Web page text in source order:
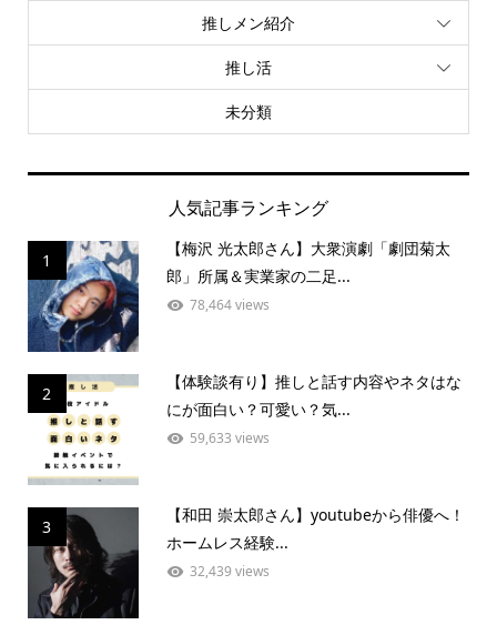
推しメン紹介
推し活
未分類
人気記事ランキング
1
【梅沢 光太郎さん】大衆演劇「劇団菊太
郎」所属＆実業家の二足...
78,464 views
2
【体験談有り】推しと話す内容やネタはな
にが面白い？可愛い？気...
59,633 views
3
【和田 崇太郎さん】youtubeから俳優へ！
ホームレス経験...
32,439 views